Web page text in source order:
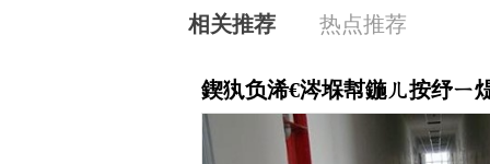
相关推荐 热点推荐